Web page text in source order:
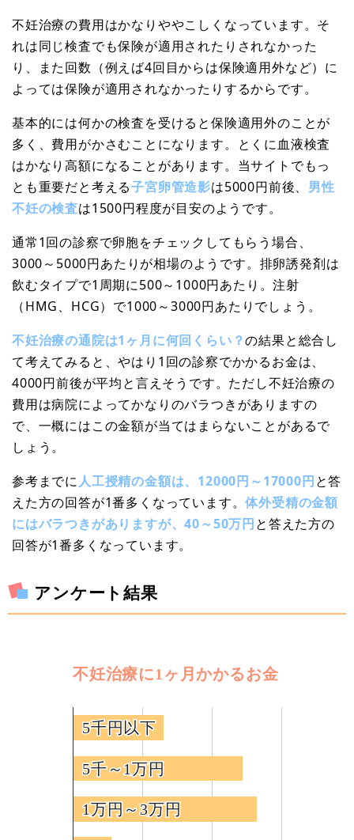
不妊治療の費用はかなりややこしくなっています。そ
れは同じ検査でも保険が適用されたりされなかった
り、また回数（例えば4回目からは保険適用外など）に
よっては保険が適用されなかったりするからです。
基本的には何かの検査を受けると保険適用外のことが
多く、費用がかさむことになります。とくに血液検査
はかなり高額になることがあります。当サイトでもっ
とも重要だと考える子宮卵管造影は5000円前後、 男性
不妊の検査は1500円程度が目安のようです。
通常1回の診察で卵胞をチェックしてもらう場合、
3000～5000円あたりが相場のようです。排卵誘発剤は
飲むタイプで1周期に500～1000円あたり。注射
（HMG、HCG）で1000～3000円あたりでしょう。
不妊治療の通院は1ヶ月に何回くらい？の結果と総合し
て考えてみると、やはり1回の診察でかかるお金は、
4000円前後が平均と言えそうです。ただし不妊治療の
費用は病院によってかなりのバラつきがありますの
で、一概にはこの金額が当てはまらないことがあるで
しょう。
参考までに人工授精の金額は、12000円～17000円と答
えた方の回答が1番多くなっています。体外受精の金額
にはバラつきがありますが、40～50万円と答えた方の
回答が1番多くなっています。
アンケート結果
不妊治療に1ヶ月かかるお金
5千円以下
5千円以下
5千～1万円
5千～1万円
1万円～3万円
1万円～3万円